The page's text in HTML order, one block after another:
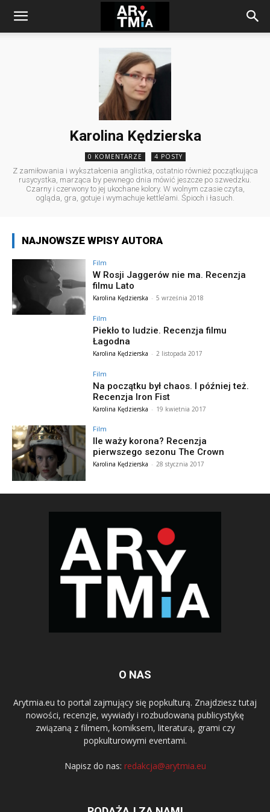
arytmia.eu
Karolina Kędzierska
0 KOMENTARZE 4 POSTY
Z zamiłowania i wykształcenia anglistka, ostatnio również początkująca
rusycystka, marząca by pewnego dnia mówić jeszcze po szwedzku.
Czarny i czerwony to jej ukochane kolory. W wolnym czasie czyta,
ogląda, gra, gotuje i wymachuje kettle’ami. Śpioch i łasuch.
NAJNOWSZE WPISY AUTORA
Film
W Rosji Jaggerów nie ma. Recenzja
filmu Lato
Karolina Kędzierska - 5 września 2018
Film
Piekło to ludzie. Recenzja filmu
Łagodna
Karolina Kędzierska - 2 listopada 2017
Film
Na początku był chaos. I później też.
Recenzja Iron Fist
Karolina Kędzierska - 19 kwietnia 2017
Film
Ile waży korona? Recenzja
pierwszego sezonu The Crown
Karolina Kędzierska - 28 stycznia 2017
O NAS
Arytmia.eu to portal zajmujący się popkulturą. Znajdziesz tutaj
nowości, recenzje, wywiady i rozbudowaną publicystykę
związaną z filmem, komiksem, literaturą, grami czy
popkulturowymi eventami.
Napisz do nas: redakcja@arytmia.eu